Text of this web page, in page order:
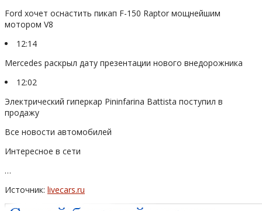
Ford хочет оснастить пикап F-150 Raptor мощнейшим
мотором V8
12:14
Mercedes раскрыл дату презентации нового внедорожника
12:02
Электрический гиперкар Pininfarina Battista поступил в
продажу
Все новости автомобилей
Интересное в сети
…
Источник: livecars.ru